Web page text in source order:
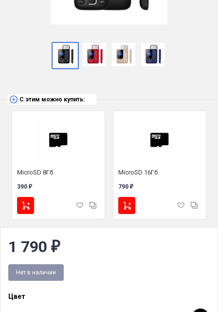
С этим можно купить:
MicroSD 8Гб
390 ₽
MicroSD 16Гб
790 ₽
1 790 ₽
Нет в наличии
Цвет